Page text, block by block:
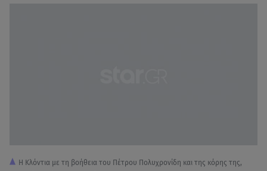
Η Κλόντια με τη βοήθεια του Πέτρου Πολυχρονίδη και της κόρης της,